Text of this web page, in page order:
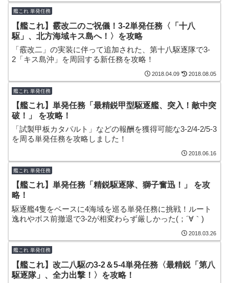
艦これ 単発任務
【艦これ】霰改二のご祝儀！3-2単発任務〈「十八
駆」、北方海域キス島へ！〉を攻略
「霰改二」の実装に伴って追加された、第十八駆逐隊で3-
2「キス島沖」を周回する新任務を攻略！
2018.04.09 2018.08.05
艦これ 単発任務
【艦これ】単発任務「最精鋭甲型駆逐艦、突入！敵中突
破！」 を攻略！
「試製甲板カタパルト」などの報酬を獲得可能な3-2/4-2/5-3
を周る単発任務を攻略しました！
2018.06.16
艦これ 単発任務
【艦これ】単発任務「精鋭駆逐隊、獅子奮迅！」 を攻
略！
駆逐艦4隻をベースに4海域を巡る単発任務に挑戦！ルート
逸れやボス前撤退で3-2が相変わらず厳しかった(；´∀｀)
2018.03.26
艦これ 単発任務
【艦これ】改二八駆の3-2＆5-4単発任務〈最精鋭「第八
駆逐隊」、全力出撃！〉を攻略！